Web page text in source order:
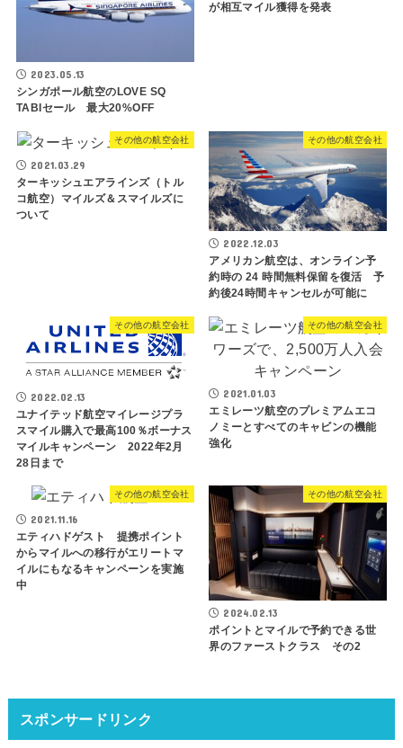
2023.05.13
シンガポール航空のLOVE SQ
TABIセール 最大20%OFF
が相互マイル獲得を発表
その他の航空会社
2021.03.29
ターキッシュエアラインズ（トル
コ航空）マイルズ＆スマイルズに
ついて
その他の航空会社
2022.12.03
アメリカン航空は、オンライン予
約時の 24 時間無料保留を復活 予
約後24時間キャンセルが可能に
その他の航空会社
2022.02.13
ユナイテッド航空マイレージプラ
スマイル購入で最高100％ボーナス
マイルキャンペーン 2022年2月
28日まで
その他の航空会社
2021.01.03
エミレーツ航空のプレミアムエコ
ノミーとすべてのキャビンの機能
強化
その他の航空会社
2021.11.16
エティハドゲスト 提携ポイント
からマイルへの移行がエリートマ
イルにもなるキャンペーンを実施
中
その他の航空会社
2024.02.13
ポイントとマイルで予約できる世
界のファーストクラス その2
スポンサードリンク